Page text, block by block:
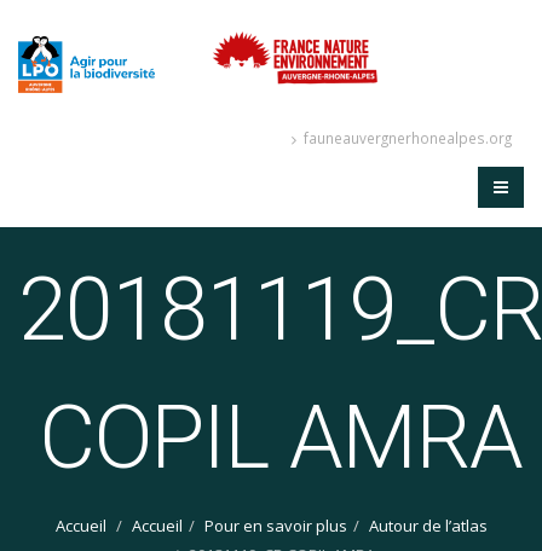
fauneauvergnerhonealpes.org
20181119_CR
COPIL AMRA
Accueil Accueil Pour en savoir plus
Autour de l’atlas